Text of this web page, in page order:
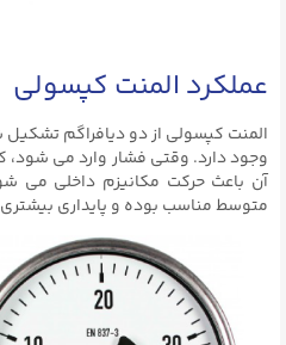
عملکرد المنت کپسولی
المنت کپسولی از دو دیافراگم
وجود دارد. وقتی فشار وارد می‌ شود،
آن باعث حرکت مکانیزم داخلی می‌
متوسط مناسب بوده و پایداری بیشتری